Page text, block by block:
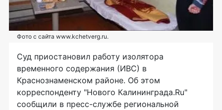
Фото с сайта www.kchetverg.ru.
Суд приостановил работу изолятора
временного содержания (ИВС) в
Краснознаменском районе. Об этом
корреспонденту "Нового Калининграда.Ru"
сообщили в пресс-службе региональной